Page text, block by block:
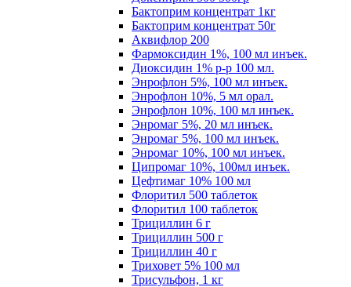
Бактоприм концентрат 1кг
Бактоприм концентрат 50г
Аквифлор 200
Фармоксидин 1%, 100 мл инъек.
Диоксидин 1% р-р 100 мл.
Энрофлон 5%, 100 мл инъек.
Энрофлон 10%, 5 мл орал.
Энрофлон 10%, 100 мл инъек.
Энромаг 5%, 20 мл инъек.
Энромаг 5%, 100 мл инъек.
Энромаг 10%, 100 мл инъек.
Ципромаг 10%, 100мл инъек.
Цефтимаг 10% 100 мл
Флоритил 500 таблеток
Флоритил 100 таблеток
Трициллин 6 г
Трициллин 500 г
Трициллин 40 г
Триховет 5% 100 мл
Трисульфон, 1 кг